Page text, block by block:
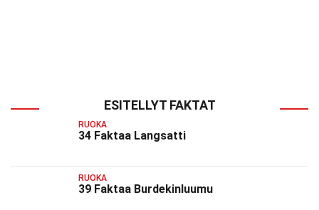
ESITELLYT FAKTAT
RUOKA
34 Faktaa Langsatti
RUOKA
39 Faktaa Burdekinluumu